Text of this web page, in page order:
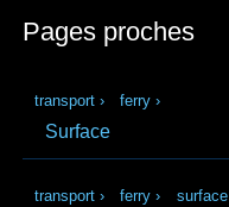
Pages proches
transport › ferry ›
Surface
transport › ferry › surface